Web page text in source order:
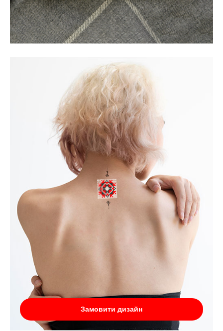
Замовити дизайн